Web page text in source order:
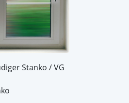
Stanko / VG